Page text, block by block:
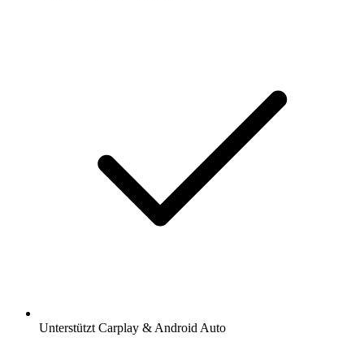
Unterstützt Carplay & Android Auto